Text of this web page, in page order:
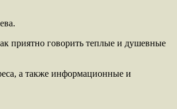
приятно говорить теплые и душевные
а также информационные и